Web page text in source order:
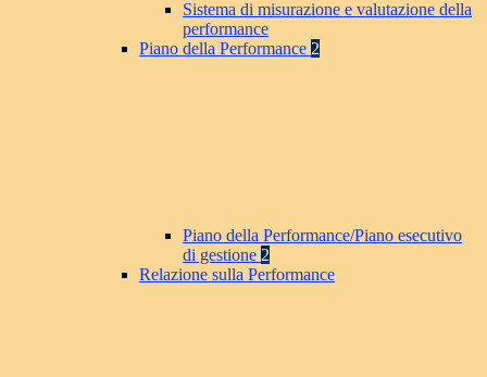
Sistema di misurazione e valutazione della
performance
Piano della Performance 2
Piano della Performance/Piano esecutivo
di gestione 2
Relazione sulla Performance